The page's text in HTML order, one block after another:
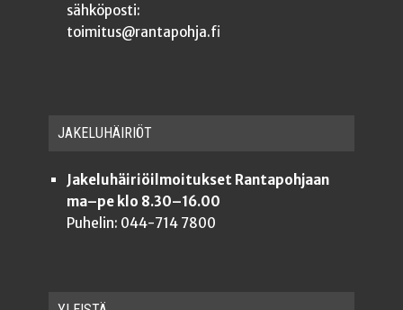
sähköposti:
toimitus@rantapohja.fi
JAKE­LU­HÄI­RIÖT
Jakeluhäiriöilmoitukset Rantapohjaan
ma–pe klo 8.30–16.00
Puhelin: 044-714 7800